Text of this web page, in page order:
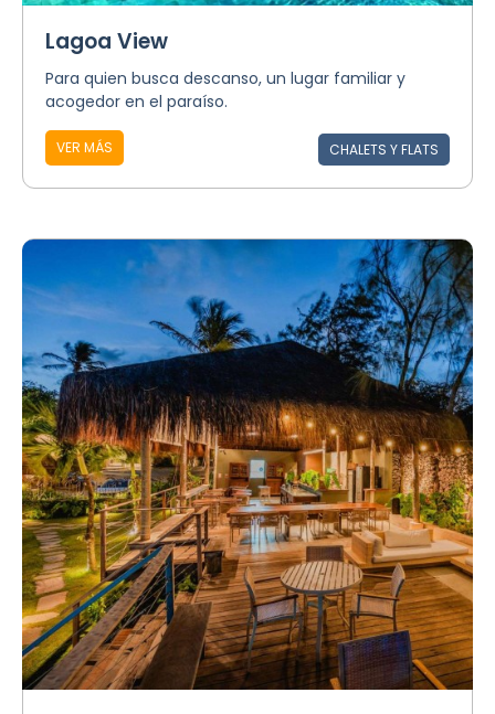
Lagoa View
Para quien busca descanso, un lugar familiar y
acogedor en el paraíso.
VER MÁS CHALETS Y FLATS